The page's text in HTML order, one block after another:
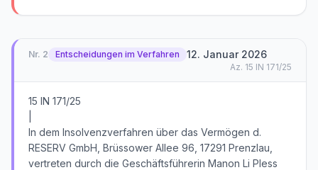
Nr. 2 Entscheidungen im Verfahren 12. Januar 2026
Az. 15 IN 171/25
15 IN 171/25
In dem Insolvenzverfahren über das Vermögen d.
RESERV GmbH, Brüssower Allee 96, 17291 Prenzlau,
vertreten durch die Geschäftsführerin Manon Li Pless